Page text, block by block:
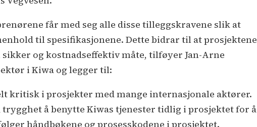
får med seg alle disse tilleggskravene slik at
til spesifikasjonene. Dette bidrar til at prosjektene
og kostnadseffektiv måte, tilføyer Jan-Arne
i Kiwa og legger til:
kritisk i prosjekter med mange internasjonale aktører.
å benytte Kiwas tjenester tidlig i prosjektet for å
håndbøkene og prosesskodene i prosjektet.